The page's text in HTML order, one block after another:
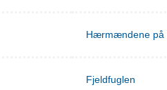
Hærmændene på
Fjeldfuglen